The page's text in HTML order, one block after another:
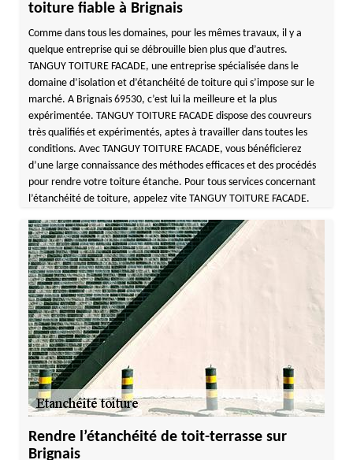
toiture fiable à Brignais
Comme dans tous les domaines, pour les mêmes travaux, il y a
quelque entreprise qui se débrouille bien plus que d’autres.
TANGUY TOITURE FACADE, une entreprise spécialisée dans le
domaine d’isolation et d’étanchéité de toiture qui s’impose sur le
marché. A Brignais 69530, c’est lui la meilleure et la plus
expérimentée. TANGUY TOITURE FACADE dispose des couvreurs
très qualifiés et expérimentés, aptes à travailler dans toutes les
conditions. Avec TANGUY TOITURE FACADE, vous bénéficierez
d’une large connaissance des méthodes efficaces et des procédés
pour rendre votre toiture étanche. Pour tous services concernant
l’étanchéité de toiture, appelez vite TANGUY TOITURE FACADE.
Rendre l’étanchéité de toit-terrasse sur
Brignais